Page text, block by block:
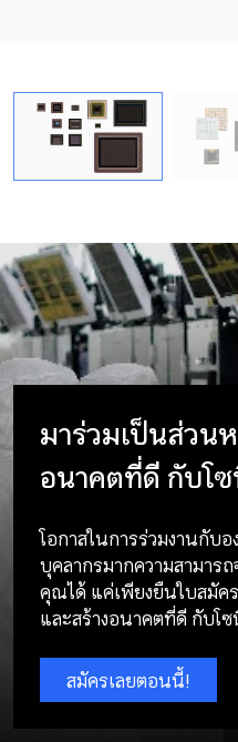
มาร่วมเป็นส่วน
อนาคตที่ดี กับโ
โอกาสในการร่วมงานกั
บุคลากรมากความสามาร
คุณได้ แค่เพียงยืนใบสมัค
และสร้างอนาคตที่ดี กับโซ
สมัครเลยตอนนี้!